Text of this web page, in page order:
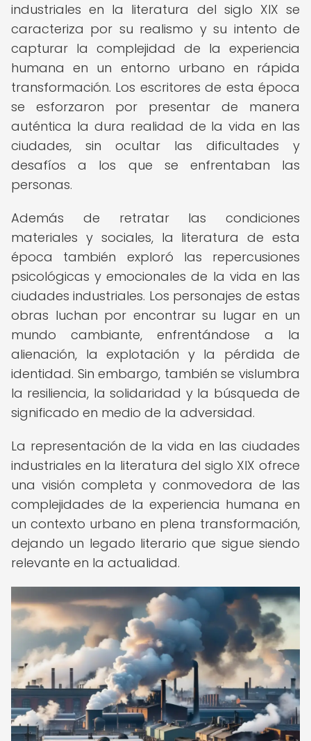
industriales en la literatura del siglo XIX se
caracteriza por su realismo y su intento de
capturar la complejidad de la experiencia
humana en un entorno urbano en rápida
transformación. Los escritores de esta época
se esforzaron por presentar de manera
auténtica la dura realidad de la vida en las
ciudades, sin ocultar las dificultades y
desafíos a los que se enfrentaban las
personas.
Además de retratar las condiciones
materiales y sociales, la literatura de esta
época también exploró las repercusiones
psicológicas y emocionales de la vida en las
ciudades industriales. Los personajes de estas
obras luchan por encontrar su lugar en un
mundo cambiante, enfrentándose a la
alienación, la explotación y la pérdida de
identidad. Sin embargo, también se vislumbra
la resiliencia, la solidaridad y la búsqueda de
significado en medio de la adversidad.
La representación de la vida en las ciudades
industriales en la literatura del siglo XIX ofrece
una visión completa y conmovedora de las
complejidades de la experiencia humana en
un contexto urbano en plena transformación,
dejando un legado literario que sigue siendo
relevante en la actualidad.